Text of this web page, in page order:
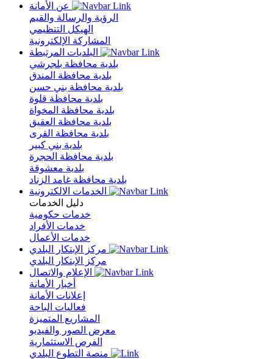
الرؤية والرسالة والقيم
الهيكل التنظيمي
المشاركة الإلكترونية
بلدية محافظة بلجرشي
بلدية محافظة المندق
بلدية محافظة بني حسن
بلدية محافظة قلوة
بلدية محافظة المخواة
بلدية محافظة العقيق
بلدية محافظة القرى
بلدية بني كبير
بلدية محافظة الحجرة
بلدية معشوقة
بلدية محافظة غامد الزناد
دليل الخدمات
خدمات حكومية
خدمات الأفراد
خدمات الأعمال
مركز الإبتكار البلدي
أخبار الأمانة
إعلانات الأمانة
فعاليات الباحة
المشاريع المتميزة
معرض الصور والفيديو
الفرص الاستثمارية
منصة التطوع البلدي